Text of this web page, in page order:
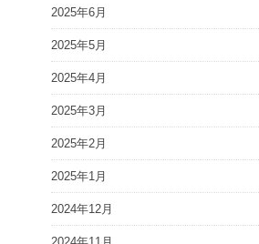
2025年6月
2025年5月
2025年4月
2025年3月
2025年2月
2025年1月
2024年12月